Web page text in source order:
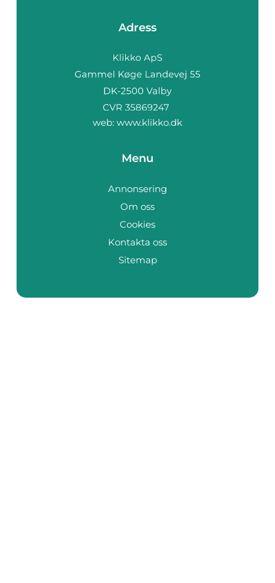
Adress
web: www.klikko.dk
Menu
Annonsering
Om oss
Cookies
Kontakta oss
Sitemap